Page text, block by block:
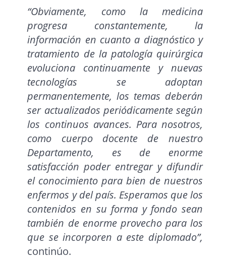
“Obviamente, como la medicina
progresa constantemente, la
información en cuanto a diagnóstico y
tratamiento de la patología quirúrgica
evoluciona continuamente y nuevas
tecnologías se adoptan
permanentemente, los temas deberán
ser actualizados periódicamente según
los continuos avances. Para nosotros,
como cuerpo docente de nuestro
Departamento, es de enorme
satisfacción poder entregar y difundir
el conocimiento para bien de nuestros
enfermos y del país. Esperamos que los
contenidos en su forma y fondo sean
también de enorme provecho para los
que se incorporen a este diplomado”,
continúo.